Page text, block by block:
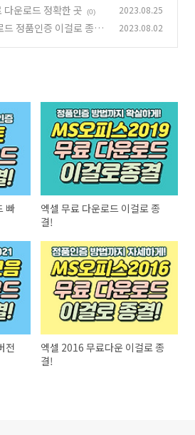
운로드 정확한 곳 (0) 2023.08.25
정품인증 이걸로 종
2023.08.02
빠
엑셀 무료 다운로드 이걸로 종
결!
전
엑셀 2016 무료다운 이걸로 종
결!